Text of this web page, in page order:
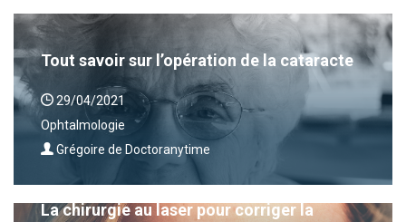
Tout savoir sur l’opération de la cataracte
29/04/2021
Ophtalmologie
Grégoire de Doctoranytime
La chirurgie au laser pour corriger la